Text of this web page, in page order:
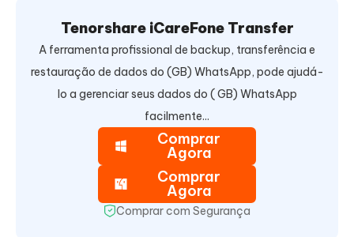
Tenorshare iCareFone Transfer
A ferramenta profissional de backup, transferência e
restauração de dados do (GB) WhatsApp, pode ajudá-
lo a gerenciar seus dados do ( GB) WhatsApp
facilmente...
Comprar
Agora
Comprar
Agora
Comprar com Segurança